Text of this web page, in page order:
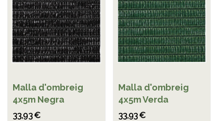
Malla d'ombreig
4x5m Negra
33,93 €
Malla d'ombreig
4x5m Verda
33,93 €